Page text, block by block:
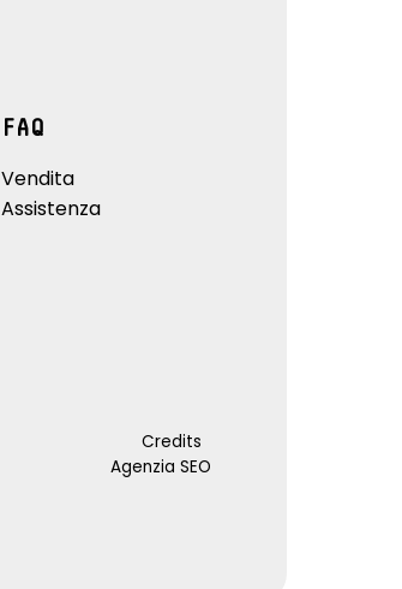
FAQ
Vendita
Assistenza
Credits
Agenzia SEO